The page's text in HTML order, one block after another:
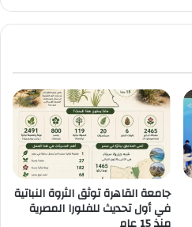
جامعة القاهرة توثق الثروة النباتية
في أول تحديث للفلورا المصرية